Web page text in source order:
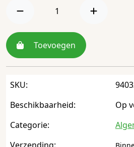
Toevoegen
SKU:
Beschikbaarheid:
Op
Categorie: